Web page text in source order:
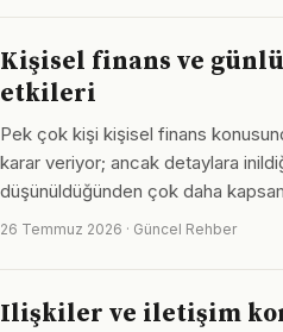
Kişisel finans ve
etkileri
Pek çok kişi kişisel finans
karar veriyor; ancak detaylara
düşünüldüğünden çok daha
26 Temmuz 2026 · Güncel Rehber
Ilişkiler ve iletişim